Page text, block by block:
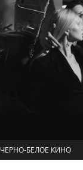
ЧЕРНО-БЕЛОЕ КИНО